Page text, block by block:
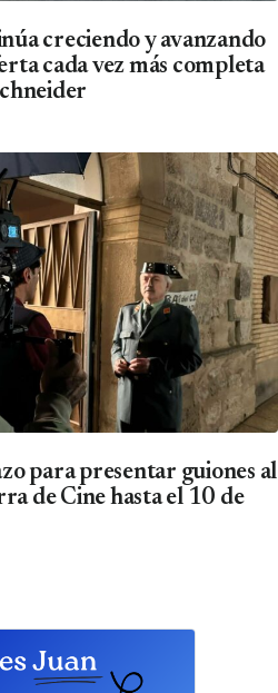
creciendo y avanzando
cada vez más completa
para presentar guiones al
de Cine hasta el 10 de